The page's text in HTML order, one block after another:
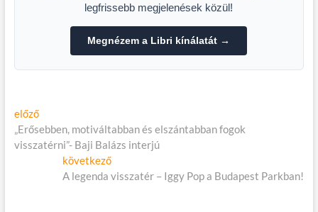
legfrissebb megjelenések közül!
Megnézem a Libri kínálatát →
Bejegyzés
navigáció
előzőElőző
cikk:
„Erősebben, motiváltabban és elszántabban fogok
visszatérni”- Baji Balázs interjú
következőKövetkező
cikk:
A legenda visszatér – Iggy Pop a Budapest Parkban!